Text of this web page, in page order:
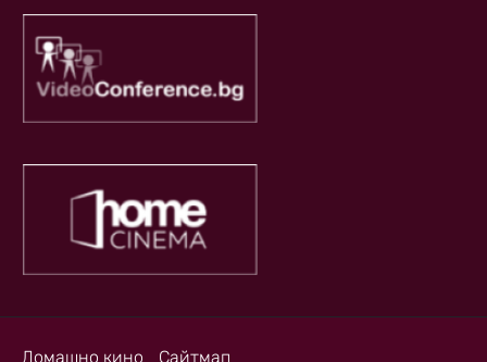
Домашно кино Сайтмап